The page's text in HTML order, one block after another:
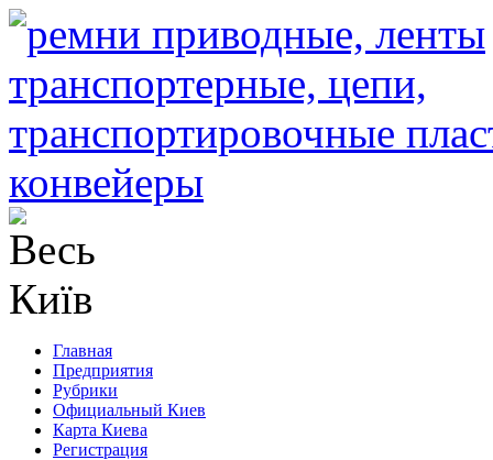
Главная
Предприятия
Рубрики
Официальный Киев
Карта Киева
Регистрация